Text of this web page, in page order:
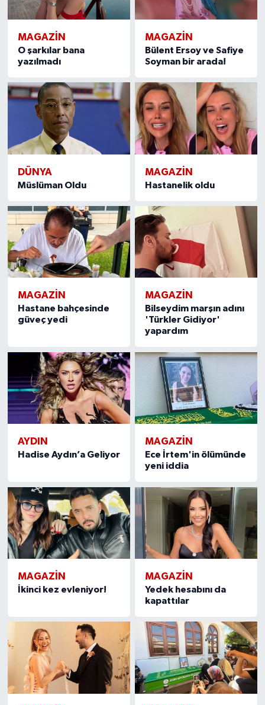
MAGAZIN
O şarkılar bana
yazılmadı
MAGAZIN
Bülent Ersoy ve Safiye
Soyman bir arada!
DÜNYA
Müslüman Oldu
MAGAZIN
Hastanelik oldu
MAGAZIN
Hastane bahçesinde
güveç yedi
MAGAZIN
Bilseydim marşın adını
'Türkler Gidiyor'
yapardım
AYDIN
Hadise Aydın’a Geliyor
MAGAZIN
Ece İrtem'in ölümünde
yeni iddia
MAGAZIN
İkinci kez evleniyor!
MAGAZIN
Yedek hesabını da
kapattılar